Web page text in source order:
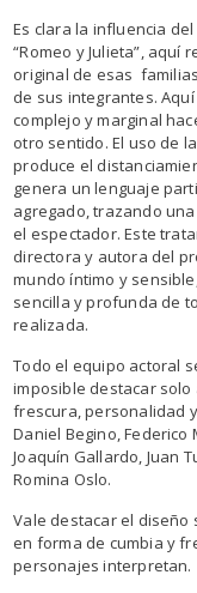
Es clara la influencia
“Romeo y Julieta”,
original de esas
de sus integrantes.
complejo y marginal
otro sentido. El uso de
produce el
genera un lenguaje
agregado, trazando
el espectador. Este
directora y autora del
mundo íntimo y
sencilla y profunda de
realizada.
Todo el equipo actoral
imposible destacar
frescura, personalidad
Daniel Begino, Federico
Joaquín Gallardo, Juan
Romina Oslo.
Vale destacar el
en forma de cumbia y
personajes interpretan.